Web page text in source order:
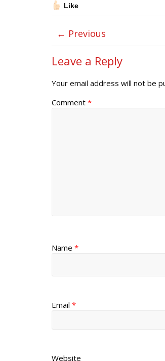
Like
← Previous
Leave a Reply
Your email address will not be
Comment *
Name *
Email *
Website